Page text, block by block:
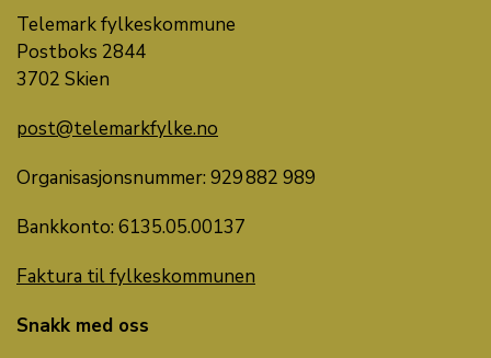
Telemark fylkeskommune
Postboks 2844
3702 Skien
post@telemarkfylke.no
Organisasjonsnummer: 929 882 989
Bankkonto: 6135.05.00137
Faktura til fylkeskommunen
Snakk med oss